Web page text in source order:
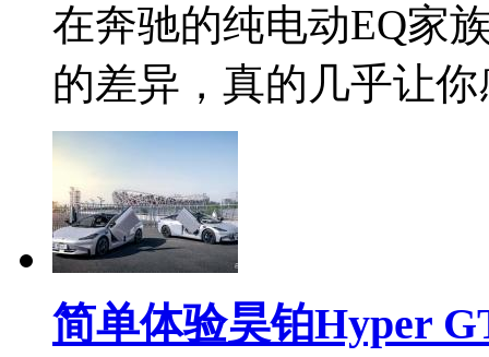
在奔驰的纯电动EQ家
的差异，真的几乎让
简单体验昊铂Hyper